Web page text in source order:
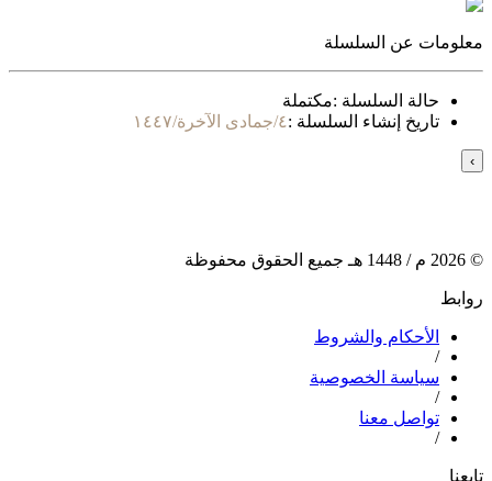
معلومات عن السلسلة
حالة السلسلة :مكتملة
تاريخ إنشاء السلسلة :٤/جمادى الآخرة/١٤٤٧
›
©
2026 م / 1448 هـ جميع الحقوق محفوظة
روابط
الأحكام والشروط
/
سياسة الخصوصية
/
تواصل معنا
/
تابعنا